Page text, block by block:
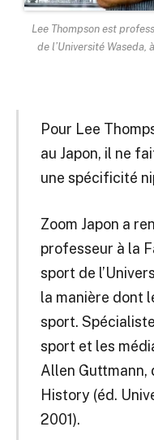
Lee Thompson est
de l’Université Waseda,
Pour Lee
au Japon, il ne
une spécificité
Zoom Japon a
professeur à la
sport de
la manière dont
sport.
sport et les
Allen Guttmann,
History (éd.
2001).